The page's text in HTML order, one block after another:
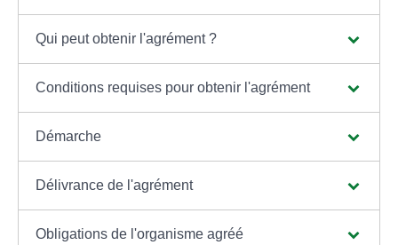
Qui peut obtenir l'agrément ?
Conditions requises pour obtenir l'agrément
Démarche
Délivrance de l'agrément
Obligations de l'organisme agréé